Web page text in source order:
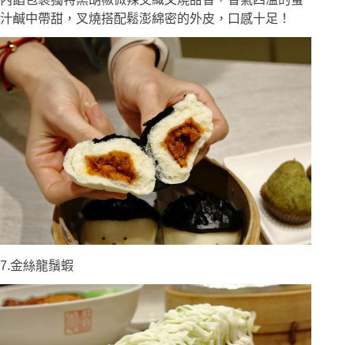
汁鹹中帶甜，叉燒搭配鬆澎綿密的外皮，口感十足！
7.金絲龍鬚蝦